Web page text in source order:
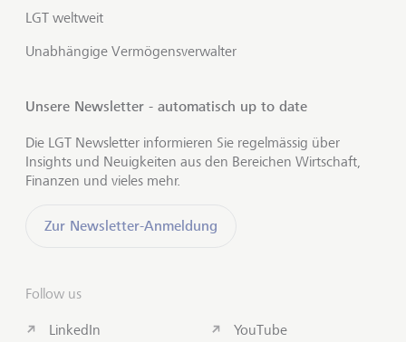
LGT weltweit
Unabhängige Vermögensverwalter
Unsere Newsletter - automatisch up to date
Die LGT Newsletter informieren Sie regelmässig über
Insights und Neuigkeiten aus den Bereichen Wirtschaft,
Finanzen und vieles mehr.
Zur Newsletter-Anmeldung
Follow us
LinkedIn YouTube